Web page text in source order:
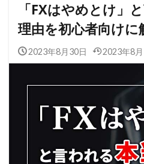
「FXはやめとけ」
理由を初心者向けに
2023年8月30日 2023年8